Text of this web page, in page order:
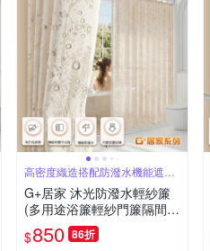
高密度織造搭配防潑水機能遮蔽
隱私採光柔和
G+居家 沐光防潑水輕紗簾
(多用途浴簾輕紗門簾隔間簾
浴室隔間簾/布藝浴簾/輕紗
落地簾)
$850 86折